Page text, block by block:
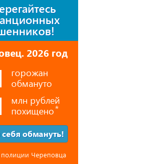
2026 год
горожан
обмануто
млн рублей
похищено⃰
обмануть!
Череповца